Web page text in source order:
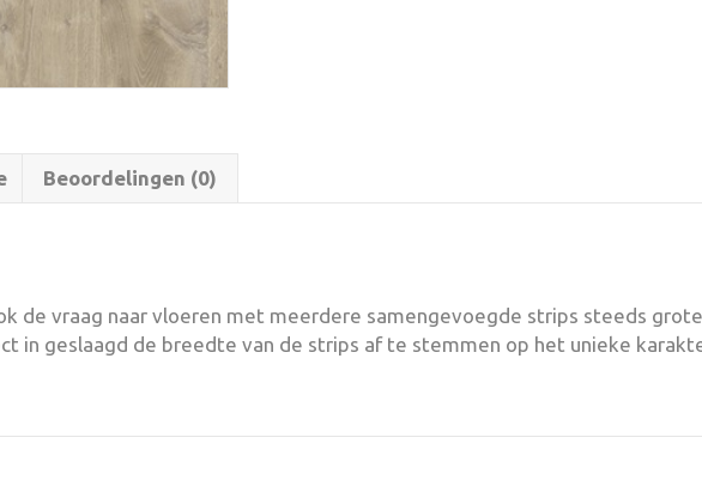
Beoordelingen (0)
de vraag naar vloeren met meerdere samengevoegde strips steeds
in geslaagd de breedte van de strips af te stemmen op het unieke